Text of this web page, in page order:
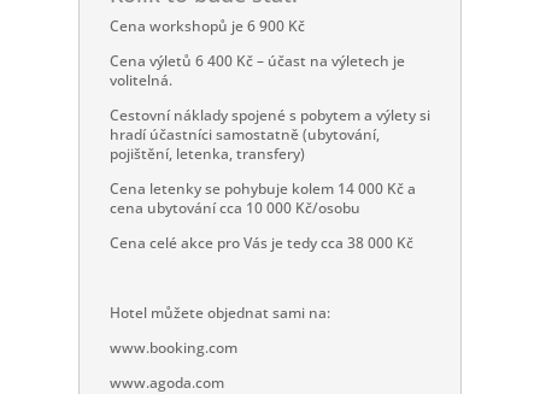
Cena workshopů je 6 900 Kč
Cena výletů 6 400 Kč – účast na výletech je
volitelná.
Cestovní náklady spojené s pobytem a výlety si
hradí účastníci samostatně (ubytování,
pojištění, letenka, transfery) ​
Cena letenky se pohybuje kolem 14 000 Kč a
cena ubytování cca 10 000 Kč/osobu
Cena celé akce pro Vás je tedy cca 38 000 Kč
Hotel můžete objednat sami na:
www.booking.com
www.agoda.com